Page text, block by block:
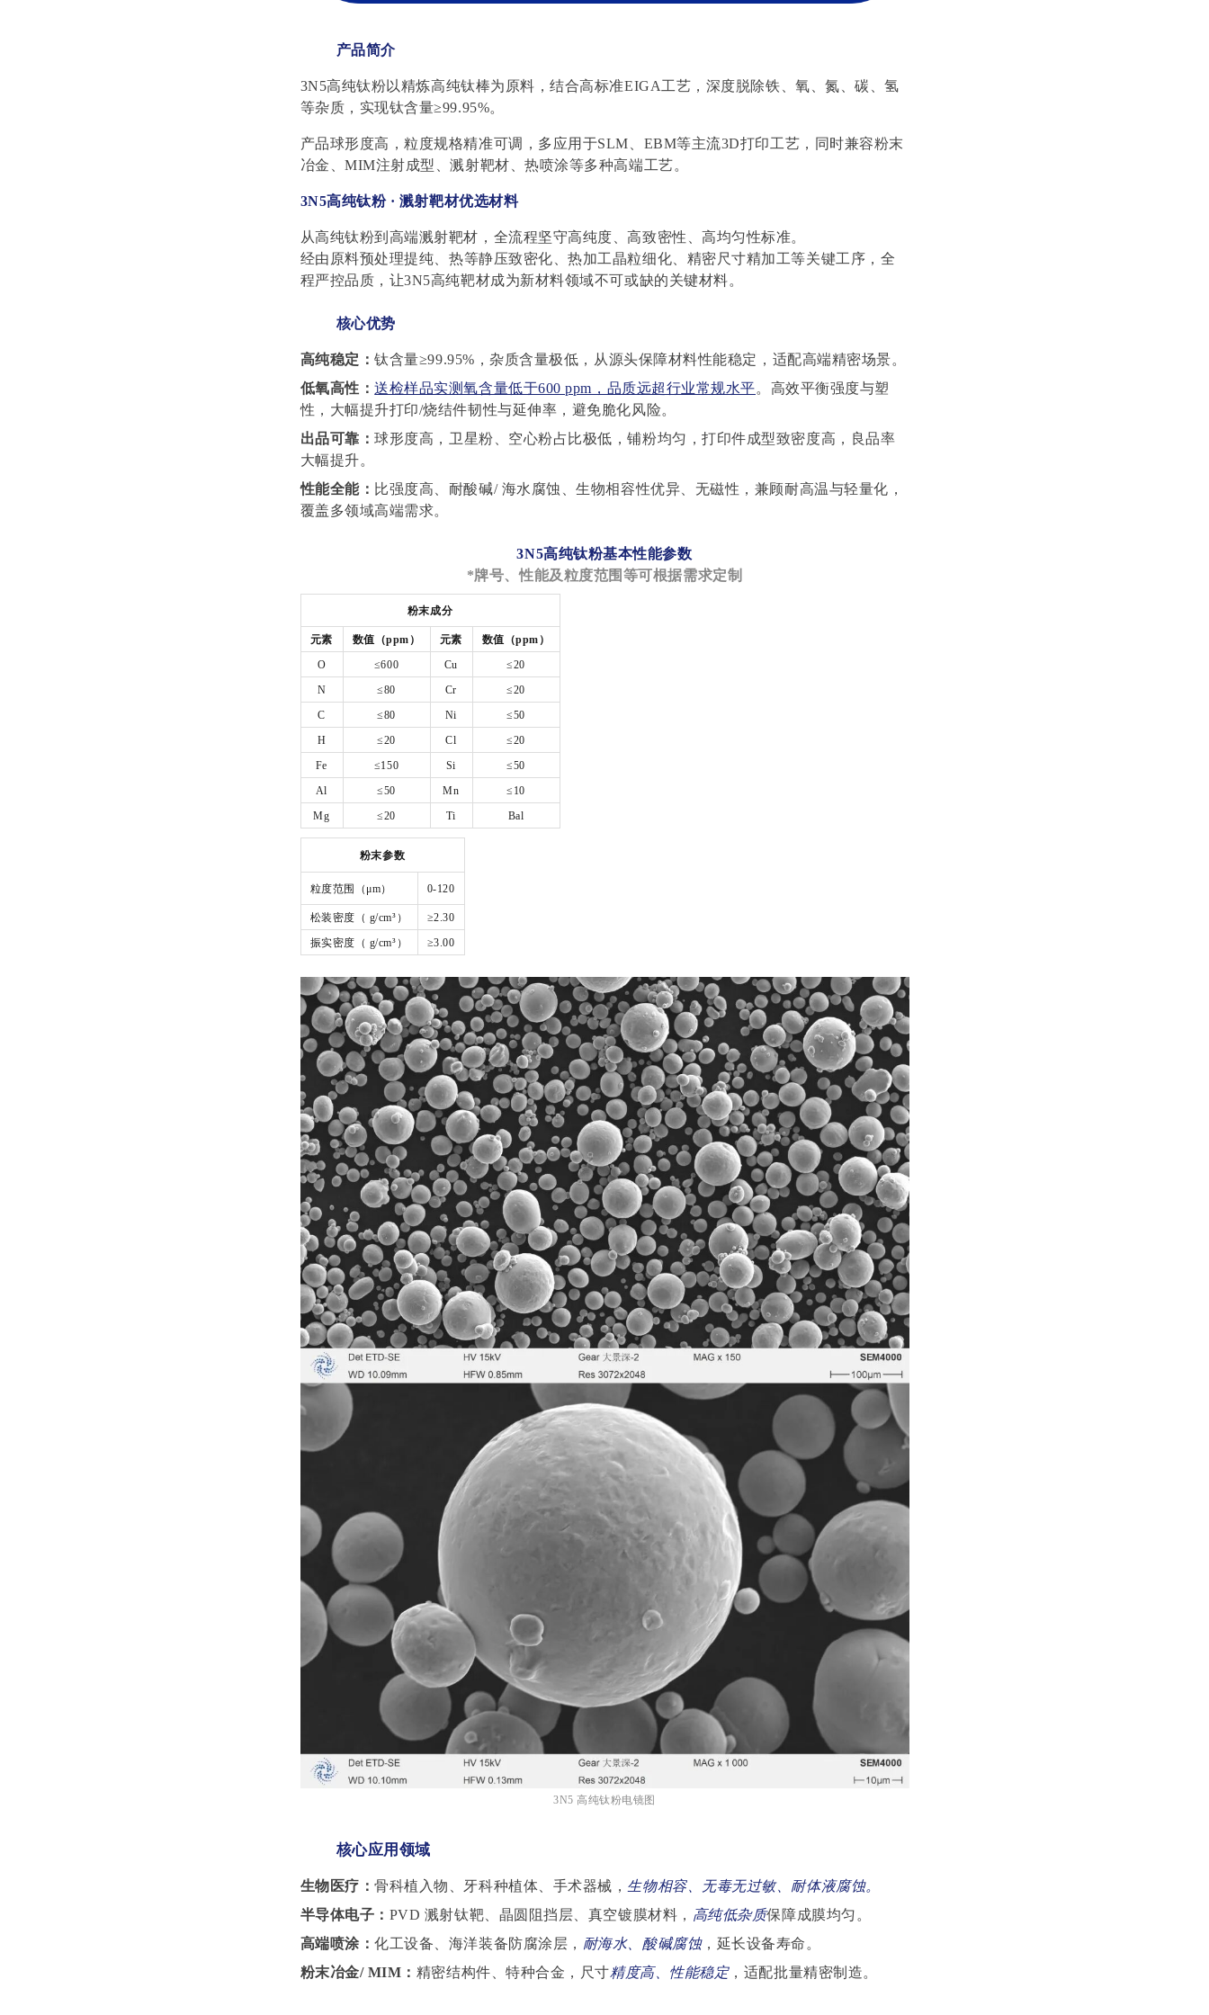
产品简介
3N5高纯钛粉以精炼高纯钛棒为原料，结合高标准EIGA工艺，深度脱除铁、氧、氮、碳、氢
等杂质，实现钛含量≥99.95%。
产品球形度高，粒度规格精准可调，多应用于SLM、EBM等主流3D打印工艺， 同时兼容粉末
冶金、MIM注射成型、溅射靶材、热喷涂等多种高端工艺。
3N5高纯钛粉 · 溅射靶材优选材料
从高纯钛粉到高端溅射靶材，全流程坚守高纯度、高致密性、高均匀性标准。
经由 原料预处理提纯、热等静压致密化、热加工晶粒细化、 精密尺寸精加工等关键工序，全
程严控品质， 让3N5高纯靶材成为新材料领域不可或缺的关键材料。
核心优势
高纯稳定：钛含量≥99.95%，杂质含量极低，从源头保障材料性能稳定，适配高端精密场景。
低氧高性：送检样品实测氧含量低于600 ppm，品质远超行业常规水平。高效平衡强度与塑
性，大幅提升打印/烧结件韧性与延伸率，避免脆化风险。
出品可靠：球形度高 ，卫星粉、空心粉占比极低，铺粉均匀，打印件成型致密度高，良品率
大幅提升。
性能全能： 比强度高、耐酸碱/ 海水腐蚀、生物相容性优异、无磁性，兼顾耐高温与轻量化，
覆盖多领域高端需求。
3N5高纯钛粉基本性能参数
*牌号、性能及粒度范围等可根据需求定制
粉末成分
元素 数值 （ppm） 元素 数值 （ppm）
O
≤600 Cu
≤20
N
≤80 Cr
≤20
C
≤80 Ni
≤50
H
≤20 Cl
≤20
Fe
≤150 Si
≤50
Al
≤50 Mn
≤10
Mg
≤20 Ti Bal
粉末参数
粒度范围 （ μm） 0-120
松装密度（ g/cm³ ）
≥2.30
振实密度（ g/cm³ ） ≥3.00
3N5 高纯钛粉电镜图
核心应用领域
生物医疗：骨科植入物、牙科种植体、手术器械， 生物相容、无毒无过敏、耐体液腐蚀。
半导体电子： PVD 溅射钛靶、晶圆阻挡层、真空镀膜材料， 高纯低杂质保障成膜均匀。
高端喷涂：化工设备、海洋装备防腐涂层， 耐海水、酸碱腐蚀，延长设备寿命。
粉末冶金/ MIM： 精密结构件、特种合金，尺寸精度高、性能稳定，适配批量精密制造。